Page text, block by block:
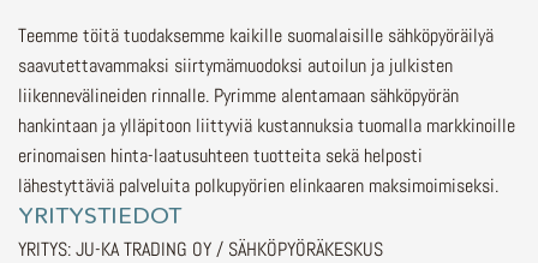
Teemme töitä tuodaksemme kaikille suomalaisille sähköpyöräilyä
saavutettavammaksi siirtymämuodoksi autoilun ja julkisten
liikennevälineiden rinnalle. Pyrimme alentamaan sähköpyörän
hankintaan ja ylläpitoon liittyviä kustannuksia tuomalla markkinoille
erinomaisen hinta-laatusuhteen tuotteita sekä helposti
lähestyttäviä palveluita polkupyörien elinkaaren maksimoimiseksi.
YRITYSTIEDOT
YRITYS: JU-KA TRADING OY / SÄHKÖPYÖRÄKESKUS